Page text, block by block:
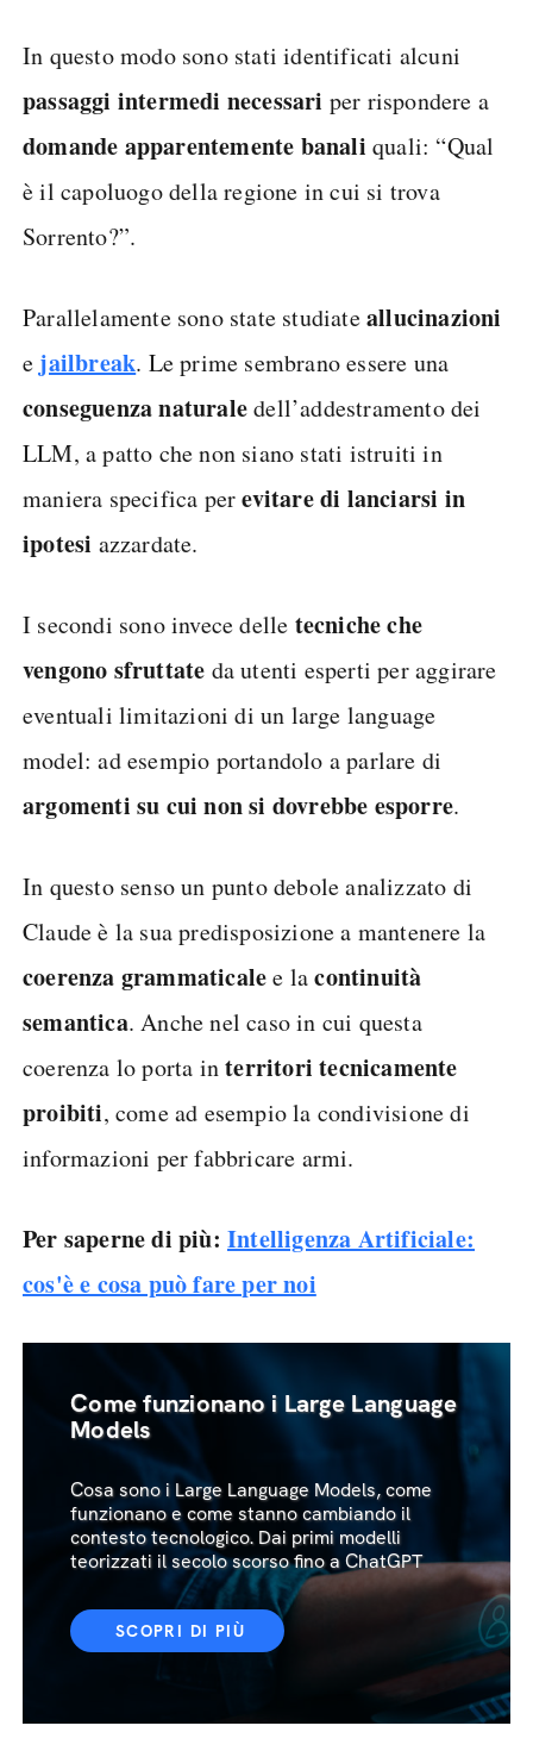
In questo modo sono stati identificati alcuni
passaggi intermedi necessari per rispondere a
domande apparentemente banali quali: “Qual
è il capoluogo della regione in cui si trova
Sorrento?”.
Parallelamente sono state studiateallucinazioni
e jailbreak. Le prime sembrano essere una
conseguenza naturaledell’addestramento dei
LLM, a patto che non siano stati istruiti in
maniera specifica perevitare di lanciarsi in
ipotesi azzardate.
I secondi sono invece delle tecniche che
vengono sfruttate da utenti esperti per aggirare
eventuali limitazioni di un large language
model: ad esempio portandolo a parlare di
argomenti su cui non si dovrebbe esporre.
In questo senso un punto debole analizzato di
Claude è la sua predisposizione a mantenere la
coerenza grammaticalee lacontinuità
semantica. Anche nel caso in cui questa
coerenza lo porta interritori tecnicamente
proibiti, come ad esempio la condivisione di
informazioni per fabbricare armi.
Per saperne di più: Intelligenza Artificiale:
cos'è e cosa può fare per noi
Come funzionano i Large Language
Models
Cosa sono i Large Language Models, come
funzionano e come stanno cambiando il
contesto tecnologico. Dai primi modelli
teorizzati il secolo scorso fino a ChatGPT
SCOPRI DI PIÙ